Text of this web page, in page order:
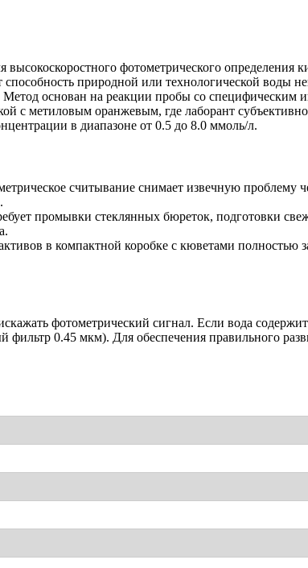
высокоскоростного фотометрического
природной или технологической воды
основан на реакции пробы со специфическим
с метиловым оранжевым, где лаборант
в диапазоне от 0.5 до 8.0 ммоль/л.
считывание снимает извечную проблему
промывки стеклянных бюреток, подготовки
в компактной коробке с кюветами полностью
фотометрический сигнал. Если вода
фильтр 0.45 мкм). Для обеспечения правильного